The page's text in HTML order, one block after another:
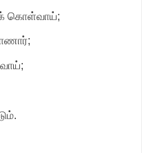
கொள்வாய்;